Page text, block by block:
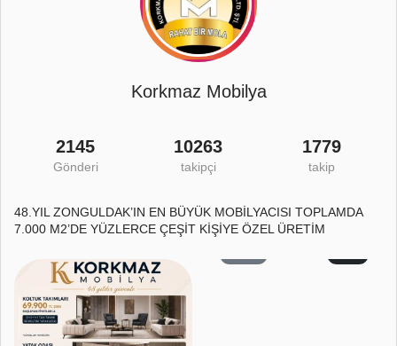
Korkmaz Mobilya
2145
Gönderi
10263
takipçi
1779
takip
48.YIL ZONGULDAK’IN EN BÜYÜK MOBİLYACISI TOPLAMDA
7.000 M2’DE YÜZLERCE ÇEŞİT KİŞİYE ÖZEL ÜRETİM